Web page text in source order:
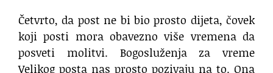
Četvrto, da post ne bi bio prosto dijeta, čovek
koji posti mora obavezno više vremena da
posveti molitvi. Bogosluženja za vreme
Velikog posta nas prosto pozivaju na to. Ona